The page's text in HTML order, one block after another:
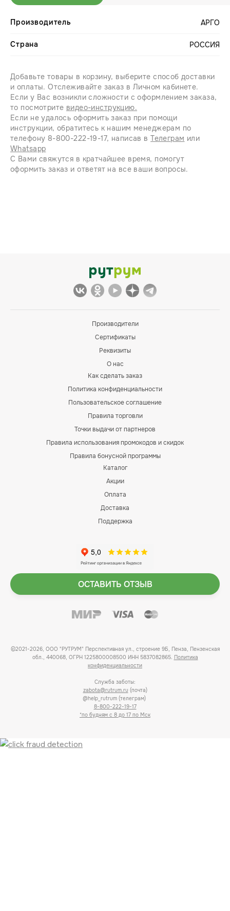
Производитель АРГО
Страна РОССИЯ
Добавьте товары в корзину, выберите способ доставки
и оплаты. Отслеживайте заказ в Личном кабинете.
Если у Вас возникли сложности с оформлением заказа,
то посмотрите видео-инструкцию.
Если не удалось оформить заказ при помощи
инструкции, обратитесь к нашим менеджерам по
телефону 8-800-222-19-17, написав вТелеграм или
Whatsapp
С Вами свяжутся в кратчайшее время, помогут
оформить заказ и ответят на все ваши вопросы.
Производители
Сертификаты
Реквизиты
О нас
Как сделать заказ
Политика конфиденциальности
Пользовательское соглашение
Правила торговли
Точки выдачи от партнеров
Правила использования промокодов и скидок
Правила бонусной программы
Каталог
Акции
Оплата
Доставка
Поддержка
ОСТАВИТЬ ОТЗЫВ
©2021-2026, ООО "РУТРУМ" Перспективная ул., строение 9Б, Пенза, Пензенская
обл., 440068, ОГРН 1225800008500 ИНН 5837082865. Политика
конфиденциальности
Служба заботы:
zabota@rutrum.ru (почта)
@help_rutrum (телеграм)
8-800-222-19-17
*по будням с 8 до 17 по Мск